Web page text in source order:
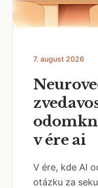
7. august 2026
v ére ai
V ére, kde AI
otázku za